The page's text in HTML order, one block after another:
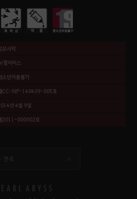
은사막
펄어비스
소년이용불가
CC-NP-140409-005호
년 4월 9일
2011-000002호
한국